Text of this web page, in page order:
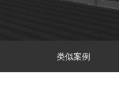
类似案例